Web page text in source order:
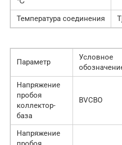
Температура соединения
Параметр
Условное
Напряжение
пробоя
коллектор-
база
BVCBO
Напряжение